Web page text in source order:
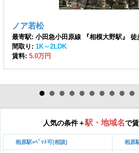
ノア若松
最寄駅: 小田急小田原線 『相模大野駅』 徒
間取り: 1K～2LDK
賃料: 5.0万円
人気の条件＋駅・地域名で
相原駅×ﾍﾟｯﾄ可(相談) 相原